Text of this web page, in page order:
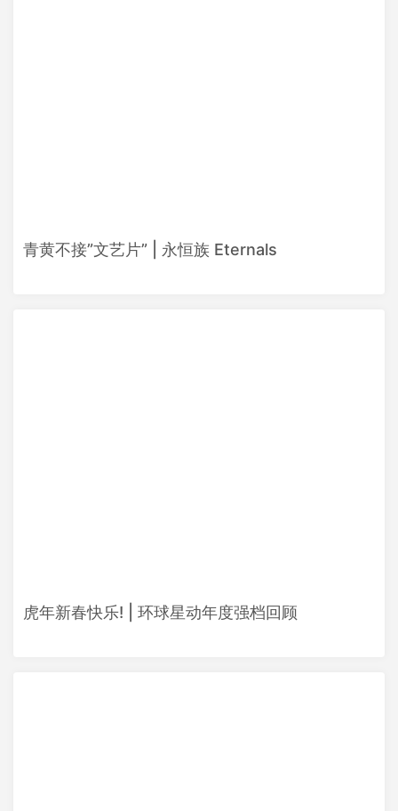
青黄不接”文艺片” | 永恒族 Eternals
虎年新春快乐! | 环球星动年度强档回顾